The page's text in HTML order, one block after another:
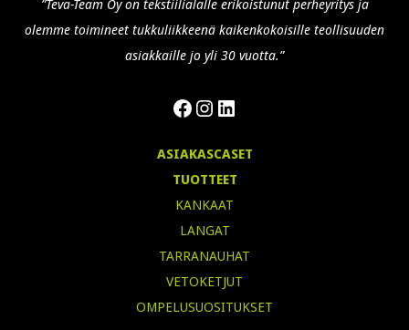
”Teva-Team Oy on tekstiilialalle erikoistunut perheyritys ja
olemme toimineet tukkuliikkeenä kaikenkokoisille teollisuuden
asiakkaille jo yli 30 vuotta.”
Facebook
Instagram
LinkedIn
ASIAKASCASET
TUOTTEET
KANKAAT
LANGAT
TARRANAUHAT
VETOKETJUT
OMPELUSUOSITUKSET